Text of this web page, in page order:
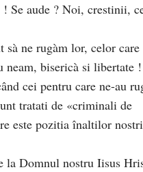
Se aude ? Noi, crestinii,
sà ne rugàm lor, celor care
neam, bisericà si libertate !
cei pentru care ne-au
tratati de «criminali de
este pozitia înaltilor nostri
la Domnul nostru Iisus